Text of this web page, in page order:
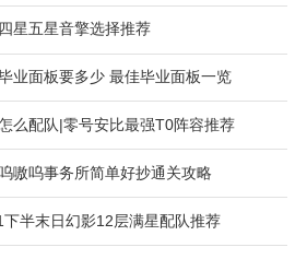
方式.
星五星音擎选择推荐
业面板要多少 最佳毕业面板一览
么配队|零号安比最强T0阵容推荐
嗷呜事务所简单好抄通关攻略
半末日幻影12层满星配队推荐